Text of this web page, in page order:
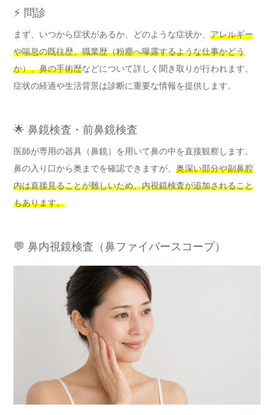
⚡ 問診
まず、いつから症状があるか、どのような症状か、 アレルギー
や喘息の既往歴、職業歴（粉塵へ曝露するような仕事かどう
か）、鼻の手術歴などについて詳しく聞き取りが行われます。
症状の経過や生活背景は診断に重要な情報を提供します。
🌟 鼻鏡検査・前鼻鏡検査
医師が専用の器具（鼻鏡）を用いて鼻の中を直接観察します。
鼻の入り口から奥までを確認できますが、 奥深い部分や副鼻腔
内は直接見ることが難しいため、内視鏡検査が追加されること
もあります。
💬 鼻内視鏡検査（鼻ファイバースコープ）